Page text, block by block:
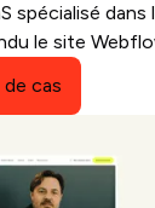
spécialisé
le site
une
de cas